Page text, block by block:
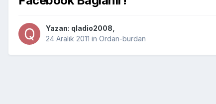
Yazan: qladio2008
24 Aralık 2011 in Ordan-burdan